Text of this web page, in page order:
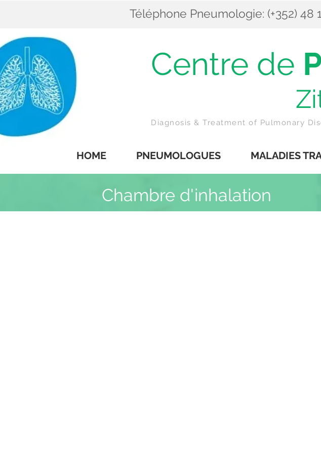
Téléphone Pneumologie: (+352) 48
Centre de
Diagnosis & Treatment of Pulmonary
HOME PNEUMOLOGUES MALADIES
Chambre d'inhalation